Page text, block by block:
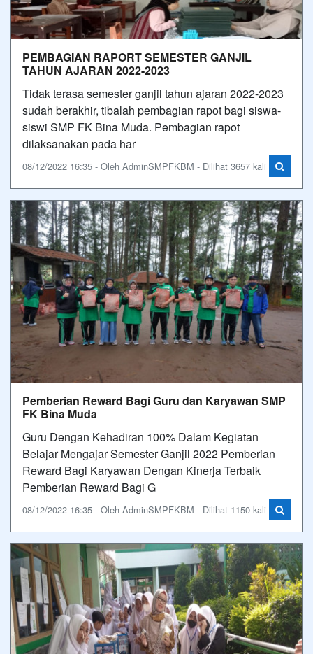
PEMBAGIAN RAPORT SEMESTER GANJIL
TAHUN AJARAN 2022-2023
Tidak terasa semester ganjil tahun ajaran 2022-2023
sudah berakhir, tibalah pembagian rapot bagi siswa-
siswi SMP FK Bina Muda. Pembagian rapot
dilaksanakan pada har
08/12/2022 16:35 - Oleh AdminSMPFKBM - Dilihat 3657 kali
Pemberian Reward Bagi Guru dan Karyawan SMP
FK Bina Muda
Guru Dengan Kehadiran 100% Dalam Kegiatan
Belajar Mengajar Semester Ganjil 2022 Pemberian
Reward Bagi Karyawan Dengan Kinerja Terbaik
Pemberian Reward Bagi G
08/12/2022 16:35 - Oleh AdminSMPFKBM - Dilihat 1150 kali